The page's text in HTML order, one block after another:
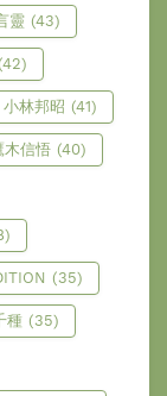
靈 (43)
小林邦昭 (41)
木信悟 (40)
(35)
種 (35)